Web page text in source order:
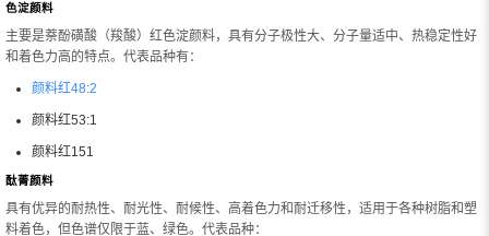
色淀颜料
主要是萘酚磺酸（羧酸）红色淀颜料，具有分子极性大、分子量适中、热稳定性好
和着色力高的特点。代表品种有：
颜料红48:2
颜料红53:1
颜料红151
酞菁颜料
具有优异的耐热性、耐光性、耐候性、高着色力和耐迁移性，适用于各种树脂和塑
料着色，但色谱仅限于蓝、绿色。代表品种：